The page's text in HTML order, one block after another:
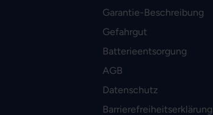
Garantie-Beschreibung
Gefahrgut
Batterieentsorgung
AGB
Datenschutz
Barrierefreiheitserklärung